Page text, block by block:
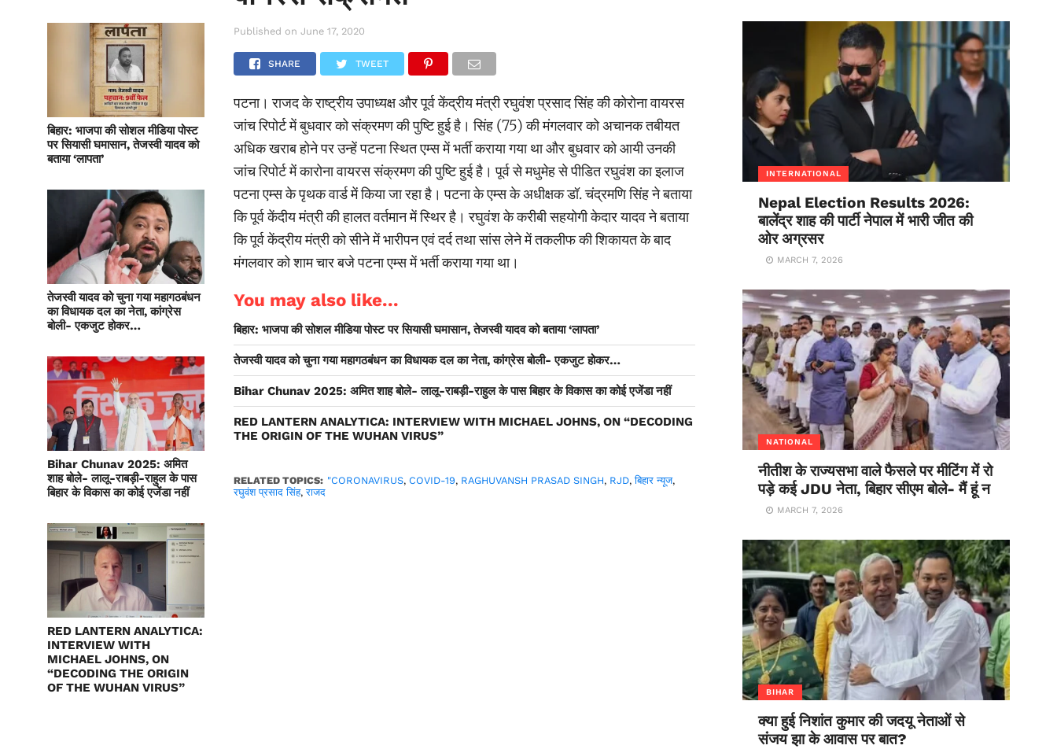
बिहार: भाजपा की सोशल मीडिया पोस्ट
पर सियासी घमासान, तेजस्वी यादव को
बताया ‘लापता’
तेजस्वी यादव को चुना गया महागठबंधन
का विधायक दल का नेता, कांग्रेस
बोली- एकजुट होकर…
Bihar Chunav 2025: अमित
शाह बोले- लालू-राबड़ी-राहुल के पास
बिहार के विकास का कोई एजेंडा नहीं
RED LANTERN ANALYTICA:
INTERVIEW WITH
MICHAEL JOHNS, ON
“DECODING THE ORIGIN
OF THE WUHAN VIRUS”
Published on June 17, 2020
SHARE TWEET
पटना। राजद के राष्ट्रीय उपाध्यक्ष और पूर्व केंद्रीय मंत्री रघुवंश प्रसाद सिंह की कोरोना वायरस
जांच रिपोर्ट में बुधवार को संक्रमण की पुष्टि हुई है। सिंह (75) की मंगलवार को अचानक तबीयत
अधिक खराब होने पर उन्हें पटना स्थित एम्स में भर्ती कराया गया था और बुधवार को आयी उनकी
जांच रिपोर्ट में कारोना वायरस संक्रमण की पुष्टि हुई है। पूर्व से मधुमेह से पीडित रघुवंश का इलाज
पटना एम्स के पृथक वार्ड में किया जा रहा है। पटना के एम्स के अधीक्षक डॉ. चंद्रमणि सिंह ने बताया
कि पूर्व केंदीय मंत्री की हालत वर्तमान में स्थिर है। रघुवंश के करीबी सहयोगी केदार यादव ने बताया
कि पूर्व केंद्रीय मंत्री को सीने में भारीपन एवं दर्द तथा सांस लेने में तकलीफ की शिकायत के बाद
मंगलवार को शाम चार बजे पटना एम्स में भर्ती कराया गया था।
You may also like...
बिहार: भाजपा की सोशल मीडिया पोस्ट पर सियासी घमासान, तेजस्वी यादव को बताया ‘लापता’
तेजस्वी यादव को चुना गया महागठबंधन का विधायक दल का नेता, कांग्रेस बोली- एकजुट होकर…
Bihar Chunav 2025: अमित शाह बोले- लालू-राबड़ी-राहुल के पास बिहार के विकास का कोई एजेंडा नहीं
RED LANTERN ANALYTICA: INTERVIEW WITH MICHAEL JOHNS, ON “DECODING
THE ORIGIN OF THE WUHAN VIRUS”
RELATED TOPICS: "CORONAVIRUS,COVID-19, RAGHUVANSH PRASAD SINGH, RJD,बिहार न्यूज,
रघुवंश प्रसाद सिंह,राजद
INTERNATIONAL
Nepal Election Results 2026:
बालेंद्र शाह की पार्टी नेपाल में भारी जीत की
ओर अग्रसर
MARCH 7, 2026
NATIONAL
नीतीश के राज्यसभा वाले फैसले पर मीटिंग में रो
पड़े कई JDU नेता, बिहार सीएम बोले- मैं हूं न
MARCH 7, 2026
BIHAR
क्या हुई निशांत कुमार की जदयू नेताओं से
संजय झा के आवास पर बात?